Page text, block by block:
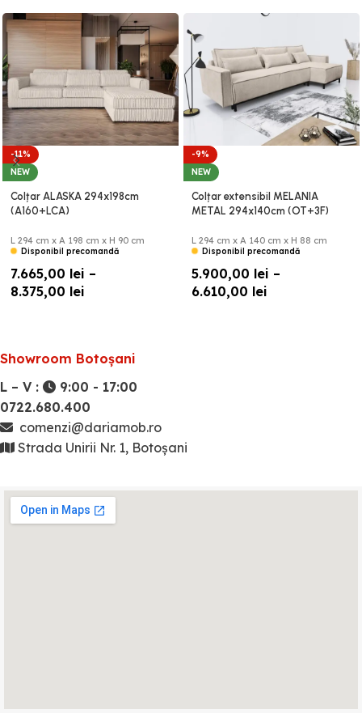
-11%
NEW
Colțar ALASKA 294x198cm
(A160+LCA)
L 294 cm x A 198 cm x H 90 cm
Disponibil precomandă
7.665,00 lei –
8.375,00 lei
-9%
NEW
Colțar extensibil MELANIA
METAL 294x140cm (OT+3F)
L 294 cm x A 140 cm x H 88 cm
Disponibil precomandă
5.900,00 lei –
6.610,00 lei
Showroom Botoșani
L – V :
9:00 - 17:00
0722.680.400
comenzi@dariamob.ro
Strada Unirii Nr. 1, Botoșani